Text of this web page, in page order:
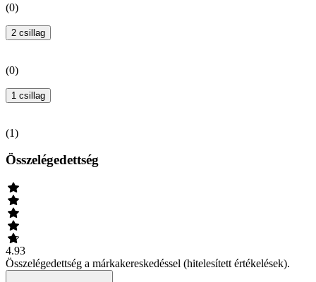
(0)
2 csillag
(0)
1 csillag
(1)
Összelégedettség
4.93
Összelégedettség a márkakereskedéssel (hitelesített értékelések).